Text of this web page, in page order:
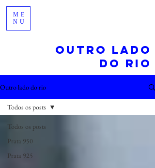
ME
NU
Outro lado
do rio
Outro lado do rio
Todos os posts
Prata 950
Prata 925
Todos os posts